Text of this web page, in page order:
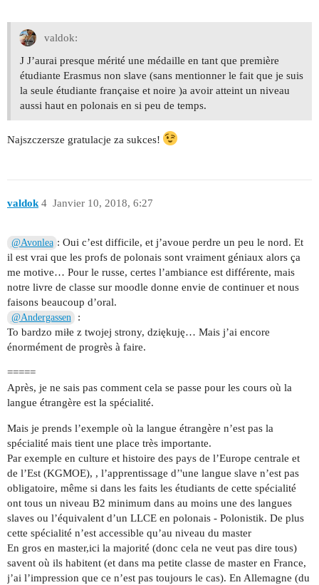
valdok:
J J’aurai presque mérité une médaille en tant que première
étudiante Erasmus non slave (sans mentionner le fait que je suis
la seule étudiante française et noire )a avoir atteint un niveau
aussi haut en polonais en si peu de temps.
Najszczersze gratulacje za sukces!
valdok Janvier 10, 2018, 6:27
4
@Avonlea : Oui c’est difficile, et j’avoue perdre un peu le nord. Et
il est vrai que les profs de polonais sont vraiment géniaux alors ça
me motive… Pour le russe, certes l’ambiance est différente, mais
notre livre de classe sur moodle donne envie de continuer et nous
faisons beaucoup d’oral.
@Andergassen
:
To bardzo miłe z twojej strony, dziękuję… Mais j’ai encore
énormément de progrès à faire.
=====
Après, je ne sais pas comment cela se passe pour les cours où la
langue étrangère est la spécialité.
Mais je prends l’exemple où la langue étrangère n’est pas la
spécialité mais tient une place très importante.
Par exemple en culture et histoire des pays de l’Europe centrale et
de l’Est (KGMOE), , l’apprentissage d’'une langue slave n’est pas
obligatoire, même si dans les faits les étudiants de cette spécialité
ont tous un niveau B2 minimum dans au moins une des langues
slaves ou l’équivalent d’un LLCE en polonais - Polonistik. De plus
cette spécialité n’est accessible qu’au niveau du master
En gros en master,ici la majorité (donc cela ne veut pas dire tous)
savent où ils habitent (et dans ma petite classe de master en France,
j’ai l’impression que ce n’est pas toujours le cas). En Allemagne (du